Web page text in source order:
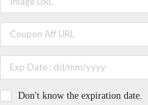
Don't know the expiration date.